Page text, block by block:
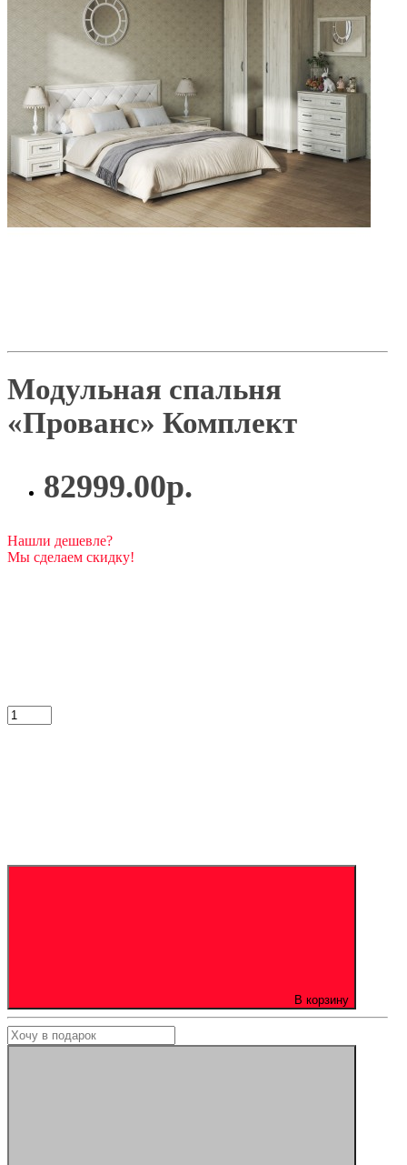
Модульная спальня
«Прованс» Комплект
82999.00р.
Нашли дешевле?
Мы сделаем скидку!
В корзину